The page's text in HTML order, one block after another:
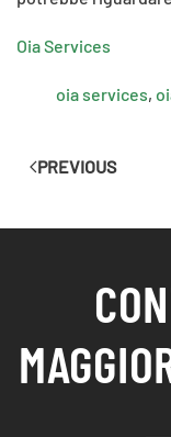
Oia Services
oia services,
PREVIOUS